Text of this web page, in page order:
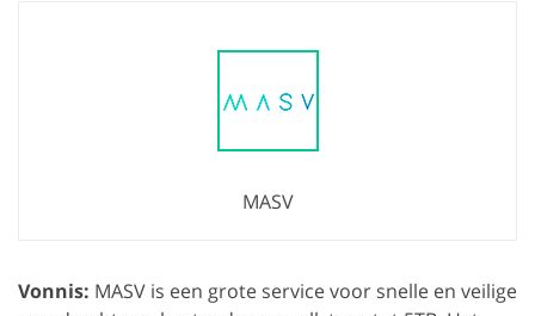
MASV
Vonnis: MASV is een grote service voor snelle en veilige